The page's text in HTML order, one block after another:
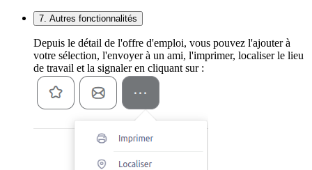
7. Autres fonctionnalités
Depuis le détail de l'offre d'emploi, vous pouvez l'ajouter à
votre sélection, l'envoyer à un ami, l'imprimer, localiser le lieu
de travail et la signaler en cliquant sur :